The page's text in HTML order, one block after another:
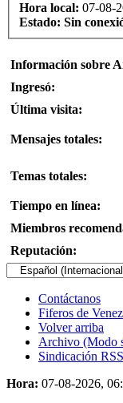
Hora local: 07-08-
Estado: Sin
Información sobre
Ingresó:
Última visita:
Mensajes totales:
Temas totales:
Tiempo en línea:
Miembros
Reputación:
Contáctanos
Fiferos de
Volver arriba
Archivo (Modo
Sindicación RSS
Hora: 07-08-2026,